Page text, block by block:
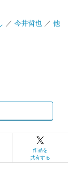
今井哲也 他
作品を
共有する